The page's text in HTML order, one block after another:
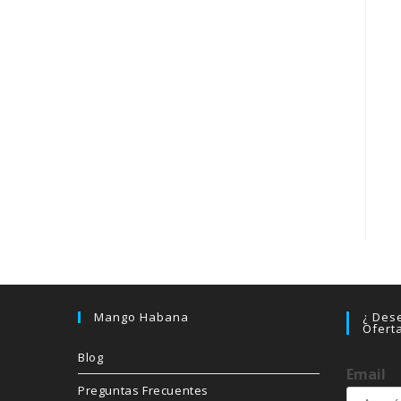
Mango Habana
Blog
Preguntas Frecuentes
¿
Email